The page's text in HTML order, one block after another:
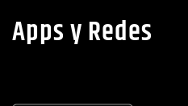
Apps y Redes